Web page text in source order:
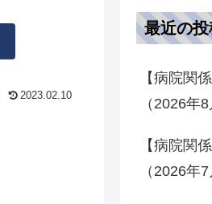
2023.02.10
最近の投
【病院関
（2026年
【病院関
（2026年